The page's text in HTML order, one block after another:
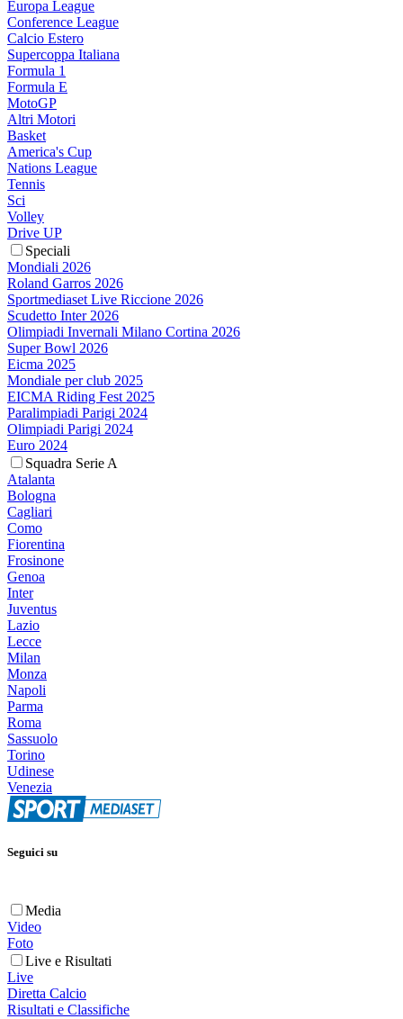
Europa League
Conference League
Calcio Estero
Supercoppa Italiana
Formula 1
Formula E
MotoGP
Altri Motori
Basket
America's Cup
Nations League
Tennis
Sci
Volley
Drive UP
Speciali
Mondiali 2026
Roland Garros 2026
Sportmediaset Live Riccione 2026
Scudetto Inter 2026
Olimpiadi Invernali Milano Cortina 2026
Super Bowl 2026
Eicma 2025
Mondiale per club 2025
EICMA Riding Fest 2025
Paralimpiadi Parigi 2024
Olimpiadi Parigi 2024
Euro 2024
Squadra Serie A
Atalanta
Bologna
Cagliari
Como
Fiorentina
Frosinone
Genoa
Inter
Juventus
Lazio
Lecce
Milan
Monza
Napoli
Parma
Roma
Sassuolo
Torino
Udinese
Venezia
Seguici su
Media
Video
Foto
Live e Risultati
Live
Diretta Calcio
Risultati e Classifiche